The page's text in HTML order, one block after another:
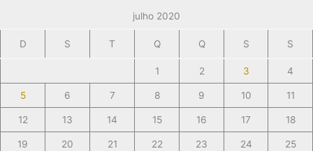
julho 2020
D S T Q Q S S
1 2 3 4
5 6 7 8 9 10 11
12 13 14 15 16 17 18
19 20 21 22 23 24 25